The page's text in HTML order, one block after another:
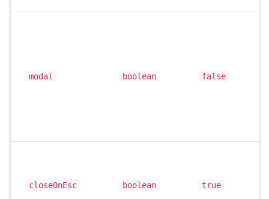
modal boolean false
closeOnEsc boolean true